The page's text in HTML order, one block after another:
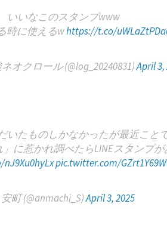
いいなこのスタンプwww
時に使えるwhttps://t.co/
オクロール (@log_20240831)April 3,
いたものしかなかったが最近こと
に惹かれ調べたらLINEスタンプ
pic.twitter.com/
町 (@anmachi_S)April 3, 2025